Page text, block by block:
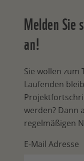
Melden Sie
an!
Sie wollen zum
Laufenden
werden? Dann
regelmäßigen
E-Mail Adresse